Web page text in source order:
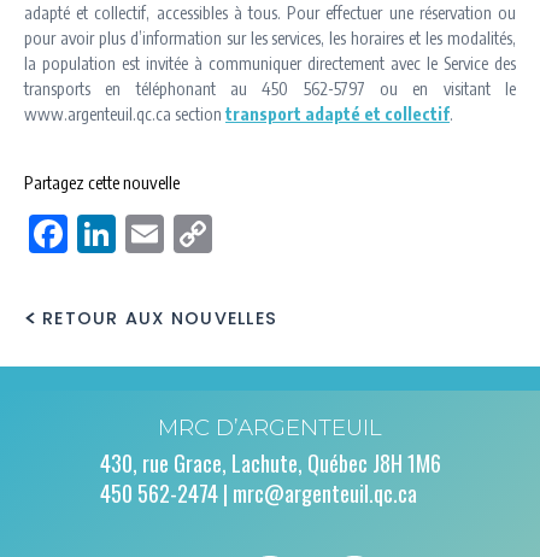
adapté et collectif, accessibles à tous. Pour effectuer une réservation ou
pour avoir plus d’information sur les services, les horaires et les modalités,
la population est invitée à communiquer directement avec le Service des
transports en téléphonant au 450 562-5797 ou en visitant le
www.argenteuil.qc.ca section transport adapté et collectif.
Partagez cette nouvelle
Facebook
LinkedIn
Email
RETOUR AUX NOUVELLES
MRC D’ARGENTEUIL
430, rue Grace, Lachute, Québec J8H 1M6
450 562-2474 | mrc@argenteuil.qc.ca